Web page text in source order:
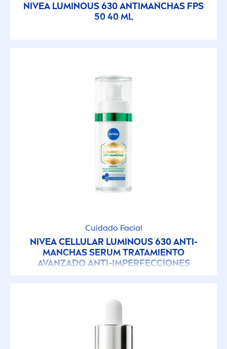
NIVEA LUMINOUS630 ANTIMANCHAS FPS
50 40 ML
Cuidado Facial
NIVEA CELLULAR LUMINOUS630 ANTI-
MANCHAS SERUM TRATAMIENTO
AVANZADO ANTI-IMPERFECCIONES